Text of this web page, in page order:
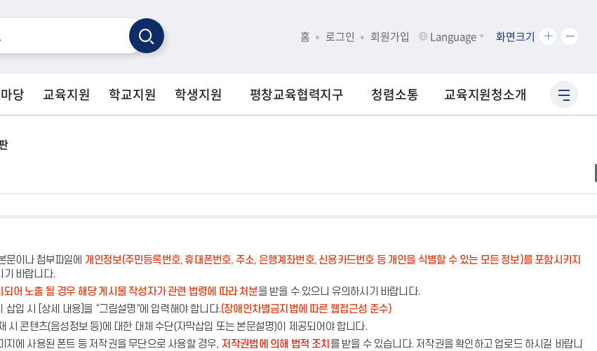
검
홈 로그인 회원가입 Language 화면크기
화
기
대
화
소
당 교육지원 학교지원 학생지원 평창교육협력지구 청렴소통 교육지원청소개
사
이
가
문이나 첨부파일에 개인정보(주민등록번호, 휴대폰번호, 주소, 은행계좌번호, 신용카드번호 등 개인을 식별할 수 있는 모든 정보)를 포함시키지
기 바랍니다.
되어 노출 될 경우 해당 게시물 작성자가 관련 법령에 따라 처분을 받을 수 있으니 유의하시기 바랍니다.
삽입 시 [상세 내용]을 “그림설명”에 입력해야 합니다.(장애인차별금지법에 따른 웹접근성 준수)
시 콘텐츠(음성정보 등)에 대한 대체 수단(자막삽입 또는 본문설명)이 제공되어야 합니다.
지에 사용된 폰트 등 저작권을 무단으로 사용할 경우, 저작권법에 의해 법적 조치 를 받을 수 있습니다. 저작권을 확인하고 업로드 하시길 바랍니